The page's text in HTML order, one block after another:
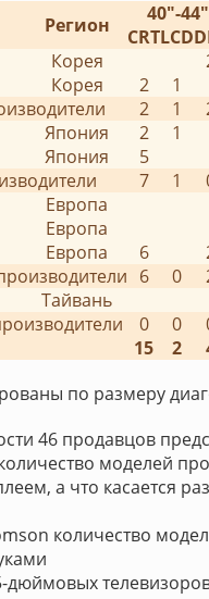
Регион
40"-44"
CRTLCD
Корея
Корея 2
1
2 1
Япония 2
1
Япония
5
7 1
Европа
Европа
Европа 6
6 0
Тайвань
0 0
15 2
по размеру
46 продавцов
моделей
а что касается
количество
дюймовых